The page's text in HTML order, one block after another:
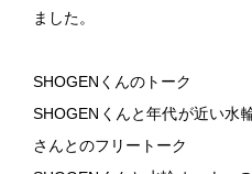
ました。
SHOGENくんのトーク
SHOGENくんと年代が近い水
さんとのフリートーク